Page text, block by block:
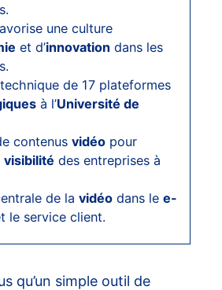
une culture
et d’innovation dans les
de 17 plateformes
à l’Université de
contenusvidéo pour
visibilité des entreprises à
de lavidéo dans lee-
le service client.
qu’un simple outil de